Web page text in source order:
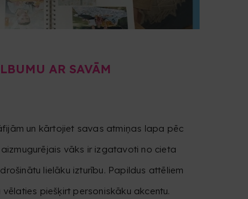
AR SAVĀM
un kārtojiet savas atmiņas lapa pēc
vāks ir izgatavoti no cieta
lielāku izturību. Papildus attēliem
piešķirt personiskāku akcentu.